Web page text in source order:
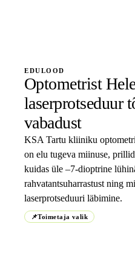
EDULOOD
Optometrist
laserprotseduur
vabadust
KSA Tartu kliiniku
on elu tugeva miinuse,
kuidas üle –7-dioptrine
rahvatantsuharrastust ning
laserprotseduuri läbimine.
📌Toimetaja valik